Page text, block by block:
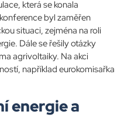
která se konala
byl zaměřen
situaci, zejména na roli
Dále se řešily otázky
agrivoltaiky. Na akci
například eurokomisařka
energie a